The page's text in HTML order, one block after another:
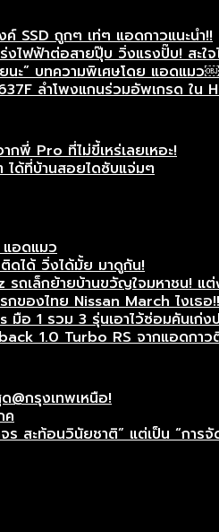
SSD ถูกๆ เท่ๆ แอดกาวแนะนำ!!
ไฟฟ้าต่อสายปุ๊บ วิ่งแรงปั๊บ! สะใจ
นะ” บทความพิเศษโดย แอดแมว￼
ลำโพงแกนร่วมอัพเกรด ใน
พี่ Pro ที่ไม่ขี้เหร่เลยเหอะ!
ได้ที่บ้านสอยไดซับแจ่มๆ
อดแมว
ดได้ วิ่งได้มั้ย มาดูกัน!
ถเล็กย้ายบ้านขวัญใจมหาชน! แ
กของไทย Nissan March ไงเธ
อ 1 รวม 3 รุ่นเอาไว้ซ่อมคันเก่ง
1.0 Turbo RS จากแอดกาว
@กรุงเทพเหนือ!
ค
ร สะท้อนวินัยชาติ” แต่เป็น “กา